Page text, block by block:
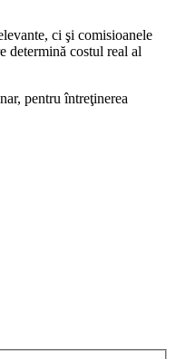
ci şi comisioanele
determină costul real al
pentru întreţinerea